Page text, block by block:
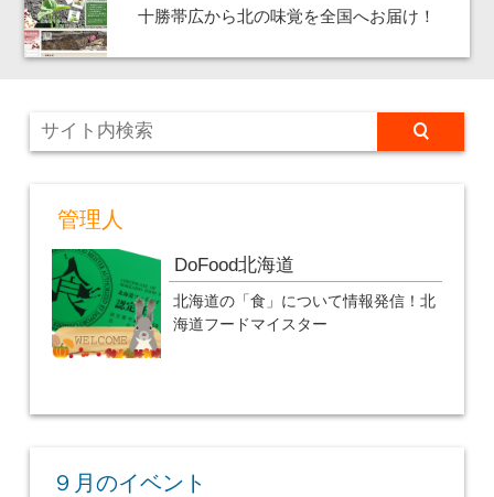
十勝帯広から北の味覚を全国へお届け！
管理人
DoFood北海道
北海道の「食」について情報発信！北
海道フードマイスター
９月のイベント